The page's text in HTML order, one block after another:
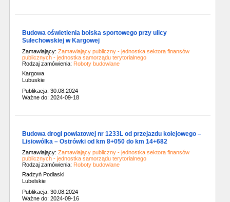
Budowa oświetlenia boiska sportowego przy ulicy
Sulechowskiej w Kargowej
Zamawiający: Zamawiający publiczny - jednostka sektora finansów
publicznych - jednostka samorządu terytorialnego
Rodzaj zamówienia: Roboty budowlane
Kargowa
Lubuskie
Publikacja: 30.08.2024
Ważne do: 2024-09-18
Budowa drogi powiatowej nr 1233L od przejazdu kolejowego –
Lisiowólka – Ostrówki od km 8+050 do km 14+682
Zamawiający: Zamawiający publiczny - jednostka sektora finansów
publicznych - jednostka samorządu terytorialnego
Rodzaj zamówienia: Roboty budowlane
Radzyń Podlaski
Lubelskie
Publikacja: 30.08.2024
Ważne do: 2024-09-16